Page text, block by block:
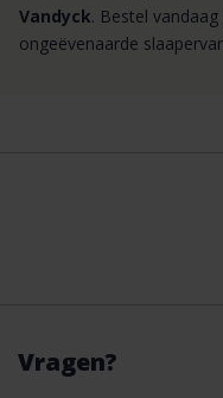
Vandyck. Bestel
ongeëvenaarde
Vragen?